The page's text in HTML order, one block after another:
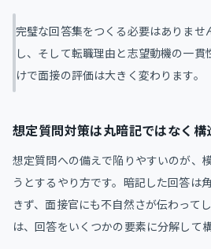
完璧な回答集をつくる必要はありませ
し、そして転職理由と志望動機の一
けで面接の評価は大きく変わります。
想定質問対策は丸暗記ではなく構
想定質問への備えで陥りやすいのが、
うとするやり方です。暗記した回答は
きず、面接官にも不自然さが伝わって
は、回答をいくつかの要素に分解して